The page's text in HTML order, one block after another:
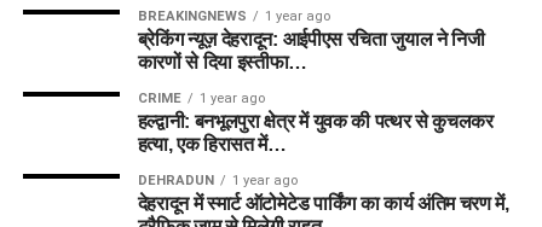
BREAKINGNEWS 1 year ago
ब्रेकिंग न्यूज़ देहरादून: आईपीएस रचिता जुयाल ने निजी
कारणों से दिया इस्तीफा…
CRIME 1 year ago
हल्द्वानी: बनभूलपुरा क्षेत्र में युवक की पत्थर से कुचलकर
हत्या, एक हिरासत में…
DEHRADUN 1 year ago
देहरादून में स्मार्ट ऑटोमेटेड पार्किंग का कार्य अंतिम चरण में,